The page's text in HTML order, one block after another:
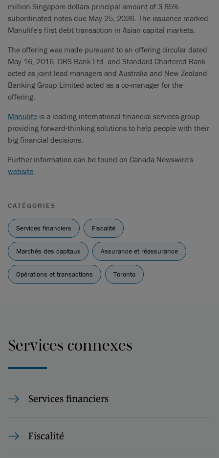
million Singapore dollars principal amount of 3.85%
subordinated notes due May 25, 2026. The issuance marked
Manulife's first debt transaction in Asian capital markets.
The offering was made pursuant to an offering circular dated
May 16, 2016. DBS Bank Ltd. and Standard Chartered Bank
acted as joint lead managers and Australia and New Zealand
Banking Group Limited acted as a co-manager for the
offering.
Manulife is a leading international financial services group
providing forward-thinking solutions to help people with their
big financial decisions.
Further information can be found on Canada Newswire's
website.
CATÉGORIES
Services financiers Fiscalité
Marchés des capitaux Assurance et réassurance
Opérations et transactions Toronto
Services connexes
Services financiers
Fiscalité